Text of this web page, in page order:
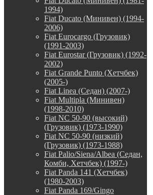
1994)
Fiat Ducato (Минивен) (1994-
2006)
Fiat Eurocargo (Грузовик)
(1991-2003)
Fiat Eurostar (Грузовик) (1992-
2002)
Fiat Grande Punto (Хетчбек)
(2005-)
Fiat Linea (Седан) (2007-)
Fiat Multipla (Минивен)
(1998-2010)
Fiat NC 50-90 (высокий)
(Грузовик) (1973-1990)
Fiat NC 50-90 (низкий)
(Грузовик) (1973-1988)
Fiat Palio/Siena/Albea (Седан,
Комби, Хетчбек) (1997-)
Fiat Panda 141 (Хетчбек)
(1980-2003)
Fiat Panda 169/Gingo